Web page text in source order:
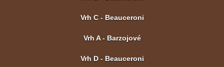
Vrh C - Beauceroni
Vrh A - Barzojové
Vrh D - Beauceroni